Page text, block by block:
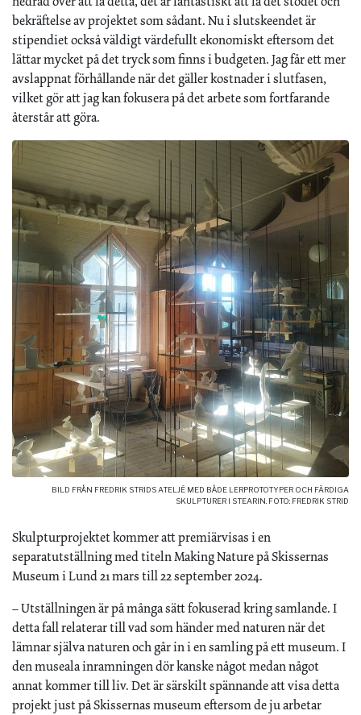
bekräftelse av projektet som sådant. Nu i slutskeendet är
stipendiet också väldigt värdefullt ekonomiskt eftersom det
lättar mycket på det tryck som finns i budgeten. Jag får ett mer
avslappnat förhållande när det gäller kostnader i slutfasen,
vilket gör att jag kan fokusera på det arbete som fortfarande
återstår att göra.
BILD FRÅN FREDRIK STRIDS ATELJÉ MED BÅDE LERPROTOTYPER OCH FÄRDIGA
SKULPTURER I STEARIN. FOTO: FREDRIK STRID
Skulpturprojektet kommer att premiärvisas i en
separatutställning med titeln Making Nature på Skissernas
Museum i Lund 21 mars till 22 september 2024.
– Utställningen är på många sätt fokuserad kring samlande. I
detta fall relaterar till vad som händer med naturen när det
lämnar själva naturen och går in i en samling på ett museum. I
den museala inramningen dör kanske något medan något
annat kommer till liv. Det är särskilt spännande att visa detta
projekt just på Skissernas museum eftersom de ju arbetar